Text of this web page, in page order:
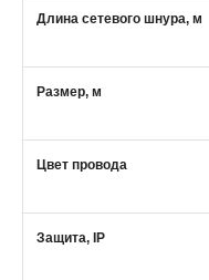
Длина сетевого шнура, м
Размер, м
Цвет провода
Защита, IP